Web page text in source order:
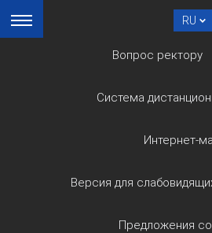
RU
Вопрос ректору
Система
Интернет-
Версия для
Предложения